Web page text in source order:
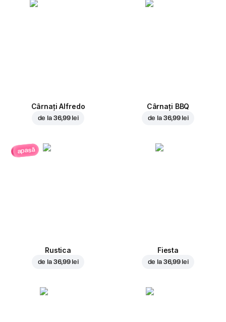
Cârnați Alfredo
de la 36,99 lei
Cârnați BBQ
de la 36,99 lei
apasă
Rustica
de la 36,99 lei
Fiesta
de la 36,99 lei